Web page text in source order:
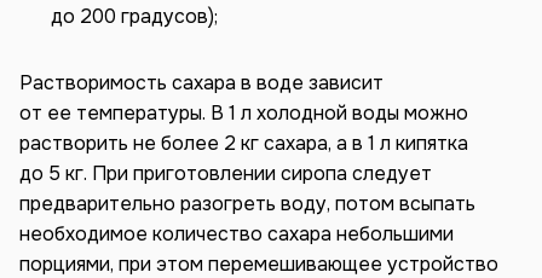
до 200 градусов);
Растворимость сахара в воде зависит
от ее температуры. В 1 л холодной воды можно
растворить не более 2 кг сахара, а в 1 л кипятка
до 5 кг. При приготовлении сиропа следует
предварительно разогреть воду, потом всыпать
необходимое количество сахара небольшими
порциями, при этом перемешивающее устройство